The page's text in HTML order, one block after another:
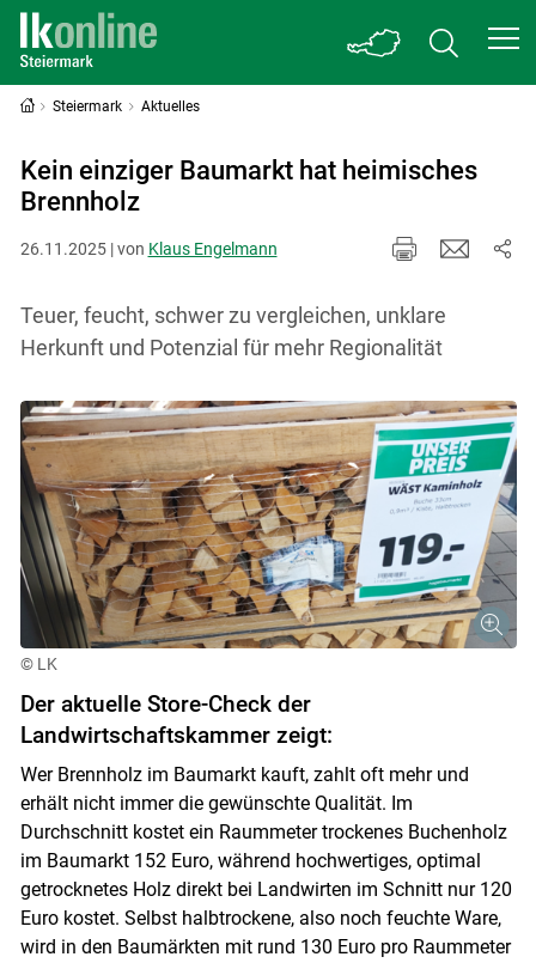
Steiermark Aktuelles
Kein einziger Baumarkt hat heimisches
Brennholz
26.11.2025 | von Klaus Engelmann
Teuer, feucht, schwer zu vergleichen, unklare
Herkunft und Potenzial für mehr Regionalität
© LK
Der aktuelle Store-Check der
Landwirtschaftskammer zeigt:
Wer Brennholz im Baumarkt kauft, zahlt oft mehr und
erhält nicht immer die gewünschte Qualität. Im
Durchschnitt kostet ein Raummeter trockenes Buchenholz
im Baumarkt 152 Euro, während hochwertiges, optimal
getrocknetes Holz direkt bei Landwirten im Schnitt nur 120
Euro kostet. Selbst halbtrockene, also noch feuchte Ware,
wird in den Baumärkten mit rund 130 Euro pro Raummeter